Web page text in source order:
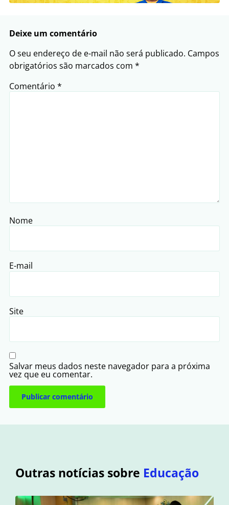
Deixe um comentário
O seu endereço de e-mail não será publicado. Campos
obrigatórios são marcados com *
Comentário *
Nome
E-mail
Site
Salvar meus dados neste navegador para a próxima
vez que eu comentar.
Outras notícias sobre Educação